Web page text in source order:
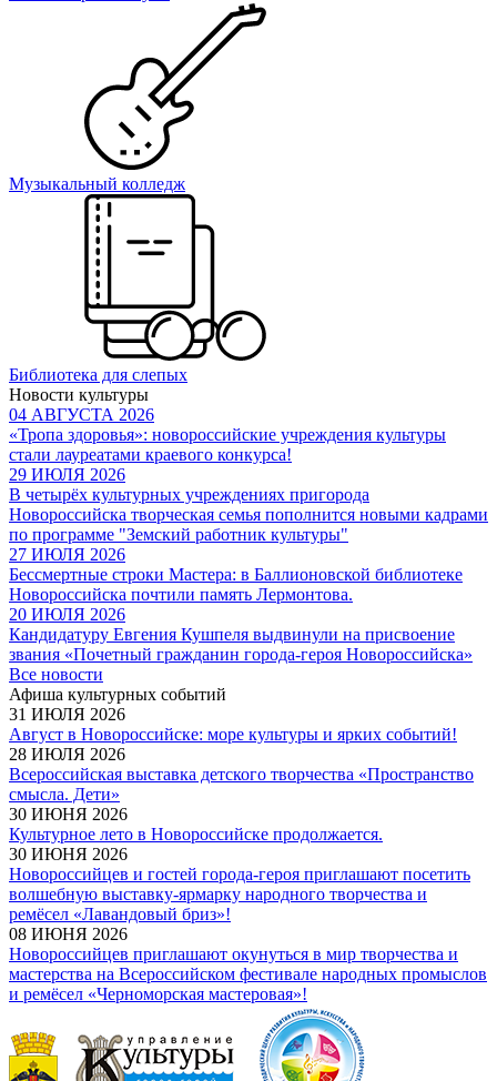
Музыкальный колледж
Библиотека для слепых
Новости культуры
04 АВГУСТА 2026
«Тропа здоровья»: новороссийские учреждения культуры
стали лауреатами краевого конкурса!
29 ИЮЛЯ 2026
В четырёх культурных учреждениях пригорода
Новороссийска творческая семья пополнится новыми кадрами
по программе "Земский работник культуры"
27 ИЮЛЯ 2026
Бессмертные строки Мастера: в Баллионовской библиотеке
Новороссийска почтили память Лермонтова.
20 ИЮЛЯ 2026
Кандидатуру Евгения Кушпеля выдвинули на присвоение
звания «Почетный гражданин города-героя Новороссийска»
Все новости
Афиша культурных событий
31 ИЮЛЯ 2026
Август в Новороссийске: море культуры и ярких событий!
28 ИЮЛЯ 2026
Всероссийская выставка детского творчества «Пространство
смысла. Дети»
30 ИЮНЯ 2026
Культурное лето в Новороссийске продолжается.
30 ИЮНЯ 2026
Новороссийцев и гостей города-героя приглашают посетить
волшебную выставку-ярмарку народного творчества и
ремёсел «Лавандовый бриз»!
08 ИЮНЯ 2026
Новороссийцев приглашают окунуться в мир творчества и
мастерства на Всероссийском фестивале народных промыслов
и ремёсел «Черноморская мастеровая»!